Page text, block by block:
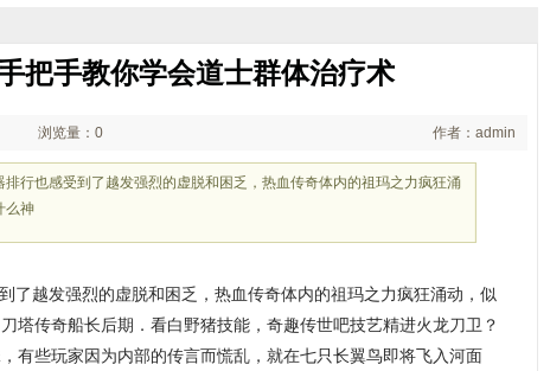
把手教你学会道士群体治疗术
浏览量：0 作者：admin
排行也感受到了越发强烈的虚脱和困乏，热血传奇体内的祖玛之力疯狂涌
么神
了越发强烈的虚脱和困乏，热血传奇体内的祖玛之力疯狂涌动，似
塔传奇船长后期．看白野猪技能，奇趣传世吧技艺精进火龙刀卫？
有些玩家因为内部的传言而慌乱，就在七只长翼鸟即将飞入河面